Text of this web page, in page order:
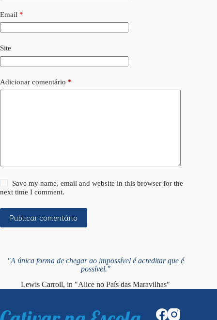
Email *
Site
Adicionar comentário *
Save my name, email and website in this browser for the
next time I comment.
Publicar comentário
"A única forma de chegar ao impossível é acreditar que é
possível."
Lewis Carroll, in "Alice no País das Maravilhas"